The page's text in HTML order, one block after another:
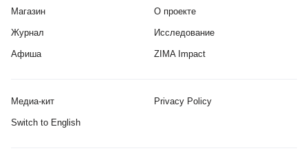
Магазин
Журнал
Афиша
О проекте
Исследование
ZIMA Impact
Медиа-кит Privacy Policy
Switch to English